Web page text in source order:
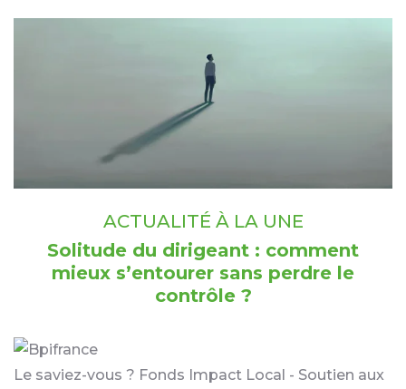
ACTUALITÉ À LA UNE
Solitude du dirigeant : comment
mieux s’entourer sans perdre le
contrôle ?
Le saviez-vous ? Fonds Impact Local - Soutien aux